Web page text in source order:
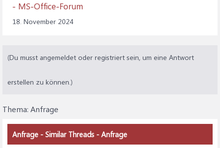
- MS-Office-Forum
18. November 2024
(Du musst angemeldet oder registriert sein, um eine Antwort
erstellen zu können.)
Thema: Anfrage
Anfrage - Similar Threads - Anfrage